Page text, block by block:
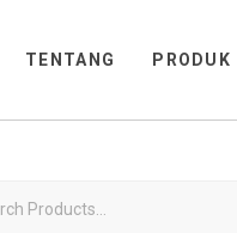
TENTANG PRODUK